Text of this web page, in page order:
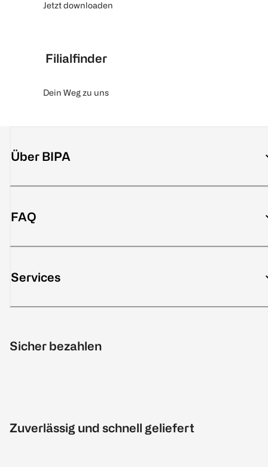
Jetzt downloaden
Filialfinder
Dein Weg zu uns
Über BIPA
FAQ
Services
Sicher bezahlen
Zuverlässig und schnell geliefert